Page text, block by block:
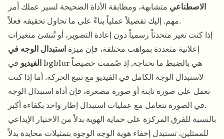
الاصطناعي متشابهة، ومطابقة الأداة الصحيحة لسير عملك أمر
مهم. إليك تفصيلاً عملياً بناءً على ما تحاول تحقيقه فعلاً.
إذا كنت تغير متحدثاً رسمياً دون إعادة التصوير، أو تُنشئ متغيرات
إعلانية متعددة بمواهب مختلفة، فإن ميزة استبدال الوجه في
الفيديو في bgblur هي بالضبط ما تحتاجه, إذ صُممت خصيصاً
لاستبدال الوجه الكامل في الفيديو مع تتبع الحركة. أما إذا كنت
تعمل على صورة ثابتة أو صورة مصغرة، فإن أداة استبدال الوجه
في الصورةتتعامل مع عمليات استبدال إطار واحد بكفاءة أكبر.
بالنسبة للفرق المركزة على حماية الهوية بدلاً من الاختيار الإبداعي
للممثلين، تستبدل إخفاء هوية الوجه الوجوه بتمثيلات محايدة بدلاً